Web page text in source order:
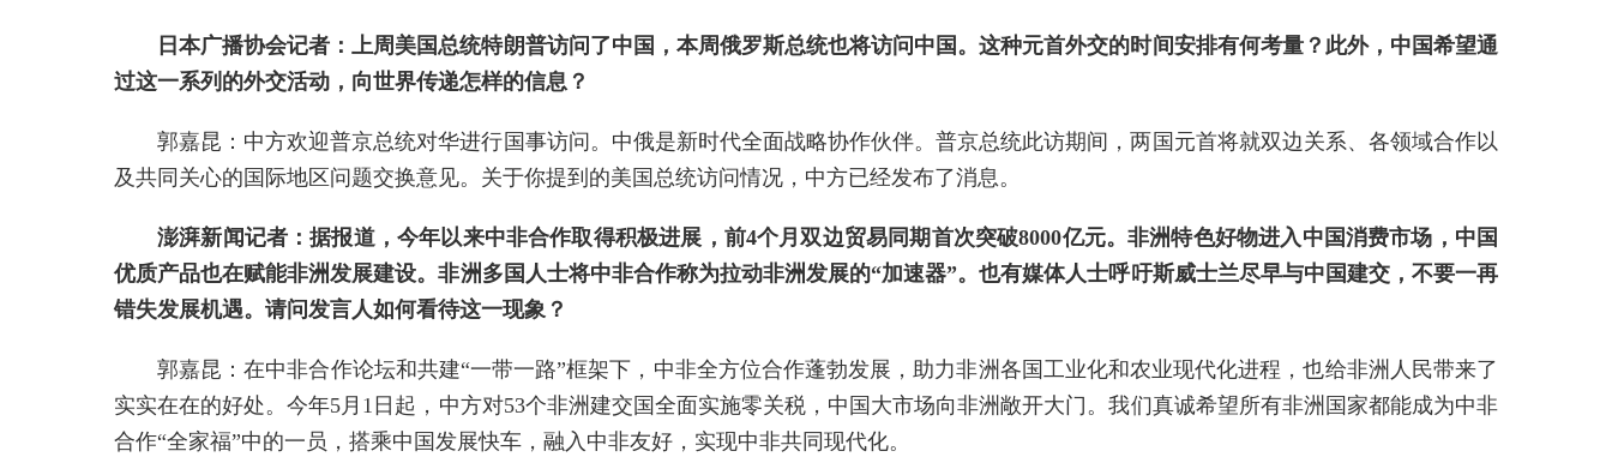
日本广播协会记者：上周美国总统特朗普访问了中国，本周俄罗斯总统也将访问中国。这种元首外交的时间安排有何考量？此外，中国希望通
过这一系列的外交活动，向世界传递怎样的信息？
郭嘉昆：中方欢迎普京总统对华进行国事访问。中俄是新时代全面战略协作伙伴。普京总统此访期间，两国元首将就双边关系、各领域合作以
及共同关心的国际地区问题交换意见。关于你提到的美国总统访问情况，中方已经发布了消息。
澎湃新闻记者：据报道，今年以来中非合作取得积极进展，前4个月双边贸易同期首次突破8000亿元。非洲特色好物进入中国消费市场，中国
优质产品也在赋能非洲发展建设。非洲多国人士将中非合作称为拉动非洲发展的“加速器”。也有媒体人士呼吁斯威士兰尽早与中国建交，不要一再
错失发展机遇。请问发言人如何看待这一现象？
郭嘉昆：在中非合作论坛和共建“一带一路”框架下，中非全方位合作蓬勃发展，助力非洲各国工业化和农业现代化进程，也给非洲人民带来了
实实在在的好处。今年5月1日起，中方对53个非洲建交国全面实施零关税，中国大市场向非洲敞开大门。我们真诚希望所有非洲国家都能成为中非
合作“全家福”中的一员，搭乘中国发展快车，融入中非友好，实现中非共同现代化。